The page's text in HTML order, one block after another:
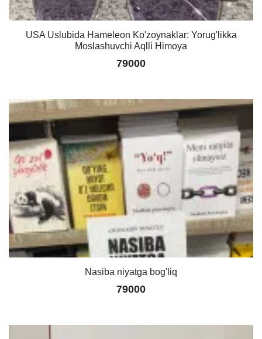
USA Uslubida Hameleon Ko'zoynaklar: Yorug'likka
Moslashuvchi Aqlli Himoya
79000
Nasiba niyatga bog'liq
79000